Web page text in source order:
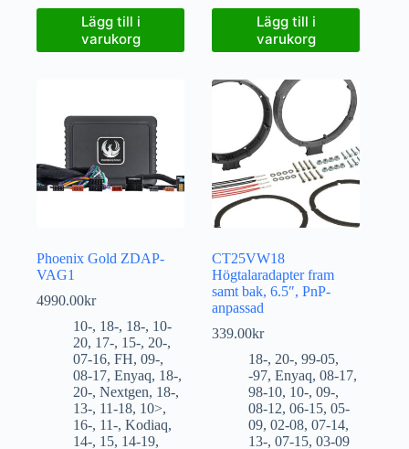
Lägg till i
varukorg
Lägg till i
varukorg
Phoenix Gold ZDAP-
VAG1
4990.00kr
10-, 18-, 18-, 10-
20, 17-, 15-, 20-,
07-16, FH, 09-,
08-17, Enyaq, 18-,
20-, Nextgen, 18-,
13-, 11-18, 10>,
16-, 11-, Kodiaq,
14-, 15, 14-19,
CT25VW18
Högtalaradapter fram
samt bak, 6.5″, PnP-
anpassad
339.00kr
18-, 20-,99-05,
-97,Enyaq,08-17,
98-10, 10-,09-,
08-12,06-15,05-
09,02-08,07-14,
13-,07-15,03-09